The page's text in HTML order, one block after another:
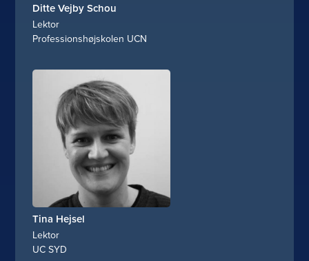
Ditte Vejby Schou
Lektor
Professionshøjskolen UCN
Tina Hejsel
Lektor
UC SYD